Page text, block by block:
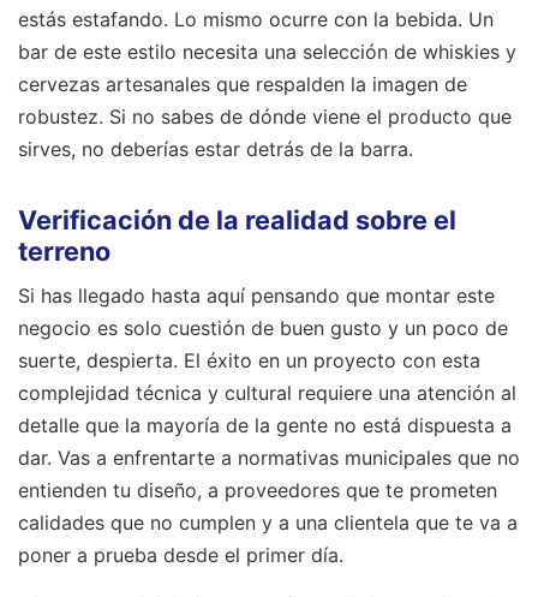
estás estafando. Lo mismo ocurre con la bebida. Un
bar de este estilo necesita una selección de whiskies y
cervezas artesanales que respalden la imagen de
robustez. Si no sabes de dónde viene el producto que
sirves, no deberías estar detrás de la barra.
Verificación de la realidad sobre el
terreno
Si has llegado hasta aquí pensando que montar este
negocio es solo cuestión de buen gusto y un poco de
suerte, despierta. El éxito en un proyecto con esta
complejidad técnica y cultural requiere una atención al
detalle que la mayoría de la gente no está dispuesta a
dar. Vas a enfrentarte a normativas municipales que no
entienden tu diseño, a proveedores que te prometen
calidades que no cumplen y a una clientela que te va a
poner a prueba desde el primer día.